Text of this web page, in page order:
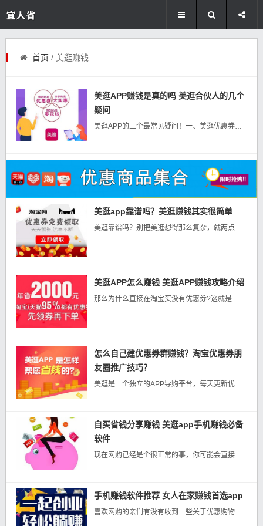
首页 / 美逛赚钱
美逛APP赚钱是真的吗 美逛合伙人的几个
疑问
美逛APP的三个最常见疑问！一、美逛优惠券都是从哪儿来的？二、如何申请成为美逛合伙人？三、美逛的优势是什么？优惠券都是从哪儿来的优惠券是店家设置的，佣金也是店家设置的，目的是引流，用一款商品去低价做活动，...
美逛app靠谱吗？美逛赚钱其实很简单
美逛靠谱吗？别把美逛想得那么复杂，就两点：一、自用省钱：购物有优惠券，还有返利，对于经常购物的朋友，一年下来也能省不少钱。二、推广赚钱：推广朋友使用美逛购物，可以拿返利的一部分佣金，长期下来也能赚不少钱。...
美逛APP怎么赚钱 美逛APP赚钱攻略介绍
那么为什么直接在淘宝买没有优惠券?这就是一个信息差的问题了，淘宝店自然希望卖价格高一点，自己的利润会多一点。同时淘宝店又希望可以获得足够多的曝光度和销量，毕竟销量在淘宝商品排名中非常重要，在几千万商品中找...
怎么自己建优惠券群赚钱？淘宝优惠券朋
友圈推广技巧？
美逛是一个独立的APP导购平台，每天更新优惠产品，聚划算，淘抢购全部同步，同样产品，同家店铺，美逛会有商家推广的大额优惠券！如果你加入过优惠券群那就一看就明白了，而优惠券群你只能领券，美逛还可以领返佣，或...
自买省钱分享赚钱 美逛app手机赚钱必备
软件
现在网购已经是个很正常的事，你可能会直接在淘宝或者天猫app直接购物，认为已经很便宜了。其实，我们是可以通过一些购物返利app购物，通过领取购物券或者低价购买能节约更多的钱哦。美逛app就是这样一个购物平...
手机赚钱软件推荐 女人在家赚钱首选app
喜欢网购的亲们有没有收到一些关于优惠购物卷的信息呢？很多人都想知道这是怎样的一种模式！为什么会有那么多有优惠卷产品呢？其中不乏一些大牌商品，而且价格确实挺优惠的！因为这是最近兴起的一种代理模式！！接下来我...